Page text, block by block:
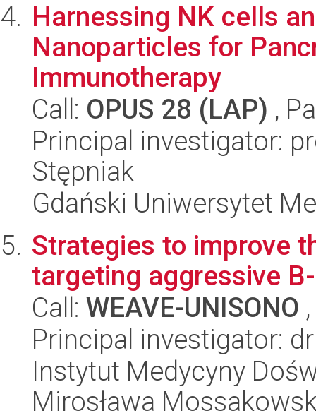
Harnessing NK cells
Nanoparticles for
Immunotherapy
Call: OPUS 28 (LAP) ,
Principal investigator:
Stępniak
Gdański Uniwersytet
Strategies to improve
targeting aggressive
Call: WEAVE-UNISONO
Principal investigator:
Instytut Medycyny
Mirosława